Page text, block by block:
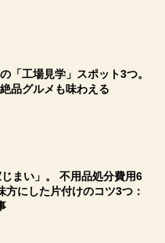
「工場見学」スポット3つ。
品グルメも味わえる
まい」。 不用品処分費用6
方にした片付けのコツ3つ：